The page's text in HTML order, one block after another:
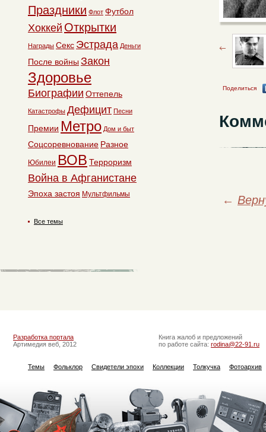
Поделиться
←
Праздники Флот Футбол
Хоккей Открытки
Награды Секс Эстрада Деньги
После войны Закон
Здоровье
Биографии Оттепель
Катастрофы Дефицит Песни
Премии Метро Дом и быт
Соцсоревнование Разное
Юбилеи ВОВ Терроризм
Война в Афганистане
Эпоха застоя Мультфильмы
Все темы
Разработка портала
Артимедия веб, 2012
Книга жалоб и предложений
по работе сайта: rodina@22-91.ru
Темы Фольклор Свидетели эпохи Коллекции Толкучка Фотоархив